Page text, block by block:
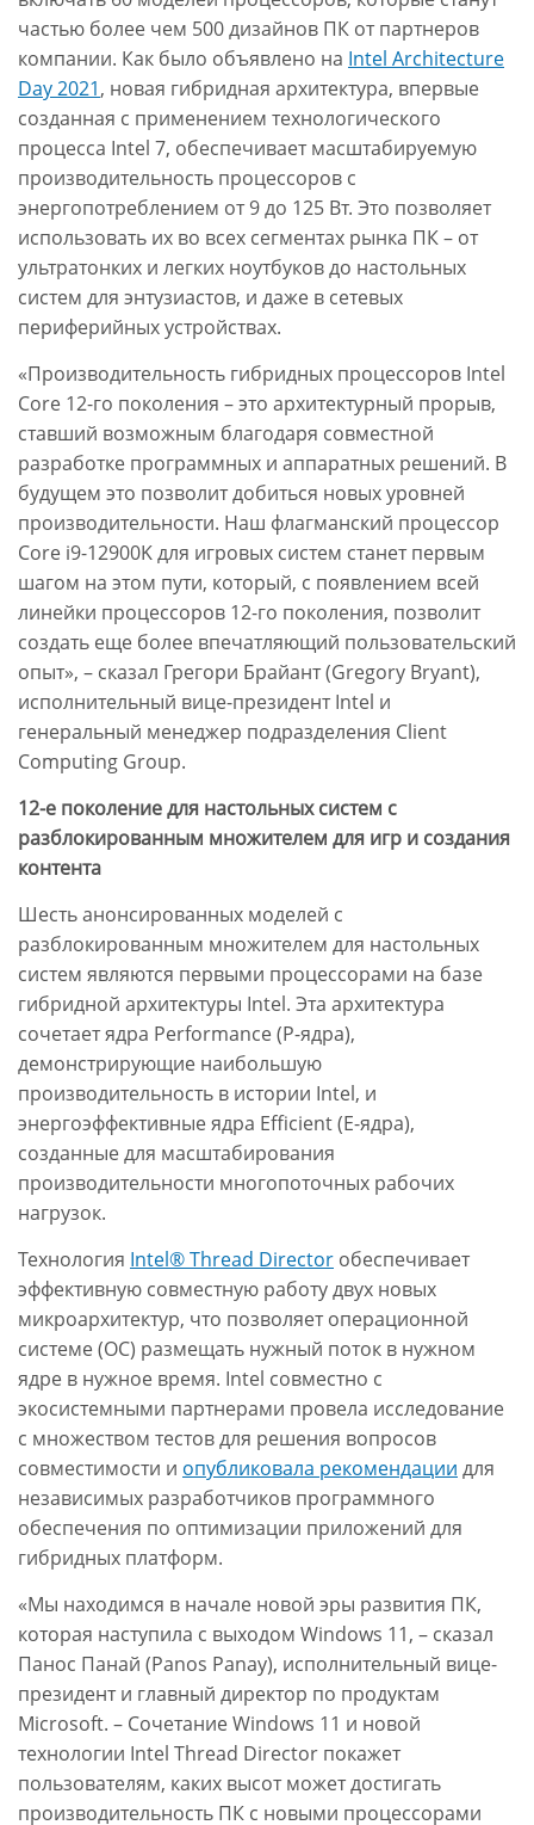
частью более чем 500 дизайнов ПК от партнеров
компании. Как было объявлено на Intel Architecture
Day 2021, новая гибридная архитектура, впервые
созданная с применением технологического
процесса Intel 7, обеспечивает масштабируемую
производительность процессоров с
энергопотреблением от 9 до 125 Вт. Это позволяет
использовать их во всех сегментах рынка ПК – от
ультратонких и легких ноутбуков до настольных
систем для энтузиастов, и даже в сетевых
периферийных устройствах.
«Производительность гибридных процессоров Intel
Core 12-го поколения – это архитектурный прорыв,
ставший возможным благодаря совместной
разработке программных и аппаратных решений. В
будущем это позволит добиться новых уровней
производительности. Наш флагманский процессор
Core i9-12900K для игровых систем станет первым
шагом на этом пути, который, с появлением всей
линейки процессоров 12-го поколения, позволит
создать еще более впечатляющий пользовательский
опыт», – сказал Грегори Брайант (Gregory Bryant),
исполнительный вице-президент Intel и
генеральный менеджер подразделения Client
Computing Group.
12-е поколение для настольных систем с
разблокированным множителем для игр и создания
контента
Шесть анонсированных моделей с
разблокированным множителем для настольных
систем являются первыми процессорами на базе
гибридной архитектуры Intel. Эта архитектура
сочетает ядра Performance (P-ядра),
демонстрирующие наибольшую
производительность в истории Intel, и
энергоэффективные ядра Efficient (E-ядра),
созданные для масштабирования
производительности многопоточных рабочих
нагрузок.
Технология Intel® Thread Director обеспечивает
эффективную совместную работу двух новых
микроархитектур, что позволяет операционной
системе (ОС) размещать нужный поток в нужном
ядре в нужное время. Intel совместно с
экосистемными партнерами провела исследование
с множеством тестов для решения вопросов
совместимости и опубликовала рекомендации для
независимых разработчиков программного
обеспечения по оптимизации приложений для
гибридных платформ.
«Мы находимся в начале новой эры развития ПК,
которая наступила с выходом Windows 11, – сказал
Панос Панай (Panos Panay), исполнительный вице-
президент и главный директор по продуктам
Microsoft. – Сочетание Windows 11 и новой
технологии Intel Thread Director покажет
пользователям, каких высот может достигать
производительность ПК с новыми процессорами